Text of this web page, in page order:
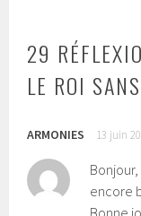
29
LE ROI
ARMONIES 13 juin
encore
Bonne